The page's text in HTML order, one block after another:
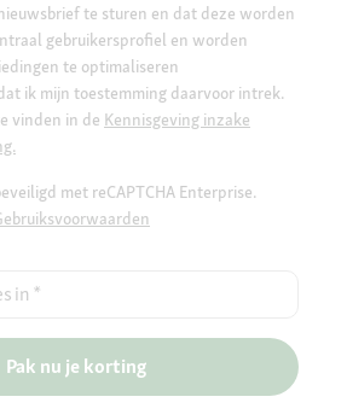
te sturen en dat deze worden
gebruikersprofiel en worden
te optimaliseren
ik mijn toestemming daarvoor intrek.
vinden in de Kennisgeving inzake
met reCAPTCHA Enterprise.
in *
Pak nu je korting